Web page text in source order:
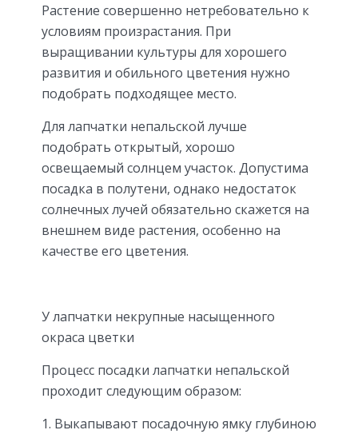
Растение совершенно нетребовательно к
условиям произрастания. При
выращивании культуры для хорошего
развития и обильного цветения нужно
подобрать подходящее место.
Для лапчатки непальской лучше
подобрать открытый, хорошо
освещаемый солнцем участок. Допустима
посадка в полутени, однако недостаток
солнечных лучей обязательно скажется на
внешнем виде растения, особенно на
качестве его цветения.
У лапчатки некрупные насыщенного
окраса цветки
Процесс посадки лапчатки непальской
проходит следующим образом:
Выкапывают посадочную ямку глубиною